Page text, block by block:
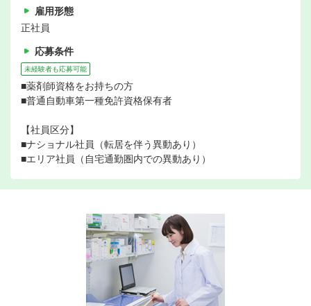
雇用形態
正社員
応募条件
未経験者も応募可能
■薬剤師資格をお持ちの方
■普通自動車第一種免許資格保有者
【社員区分】
■ナショナル社員（転居を伴う異動あり）
■エリア社員（自宅通勤圏内での異動あり）